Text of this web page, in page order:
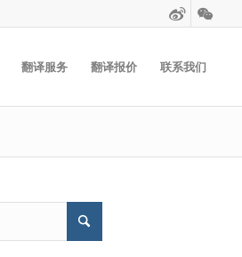
翻译服务 翻译报价 联系我们